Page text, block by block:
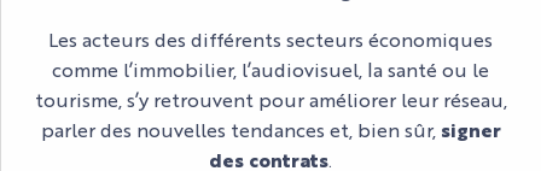
Les acteurs des différents secteurs économiques
comme l’immobilier, l’audiovisuel, la santé ou le
tourisme, s’y retrouvent pour améliorer leur réseau,
parler des nouvelles tendances et, bien sûr, signer
des contrats.